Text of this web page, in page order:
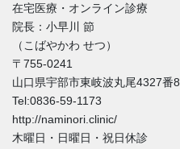
在宅医療・オンライン診療
院長：小早川 節
（こばやかわ せつ）
〒755-0241
山口県宇部市東岐波丸尾4327番8
Tel:0836-59-1173
http://naminori.clinic/
木曜日・日曜日・祝日休診